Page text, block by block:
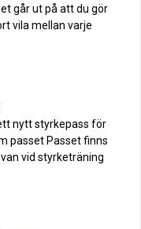
går ut på att du gör
vila mellan varje
nytt styrkepass för
passet Passet finns
vid styrketräning